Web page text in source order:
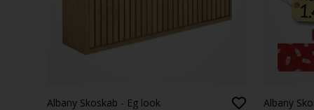
Albany Skoskab - Eg look Albany